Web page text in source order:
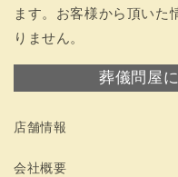
ます。お客様から頂いた
りません。
葬儀問屋
店舗情報
会社概要